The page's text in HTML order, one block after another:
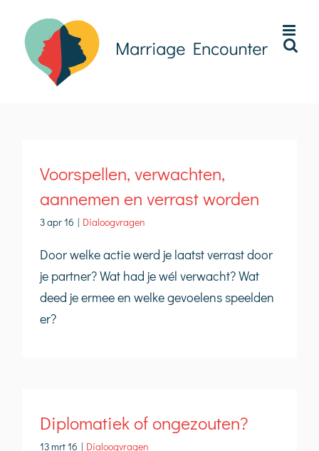
inhoud
Voorspellen, verwachten,
aannemen en verrast worden
3 apr 16 | Dialoogvragen
Door welke actie werd je laatst verrast door
je partner? Wat had je wél verwacht? Wat
deed je ermee en welke gevoelens speelden
er?
Diplomatiek of ongezouten?
13 mrt 16 | Dialoogvragen